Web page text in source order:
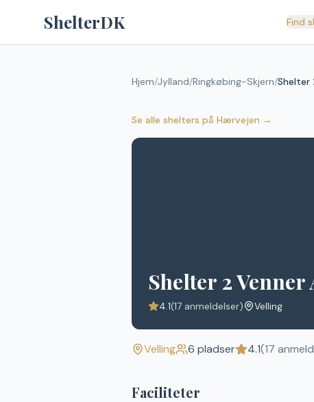
ShelterDK Find
Hjem/Jylland/Ringkøbing-Skjern/Shelter
Se alle shelters på Hærvejen →
Shelter 2 Venner
4.1(17 anmeldelser) Velling
Velling 6 pladser 4.1(17
Faciliteter